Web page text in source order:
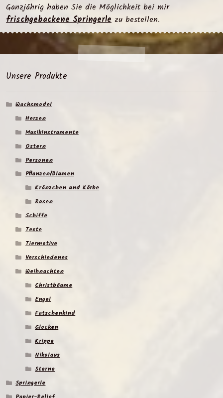
Ganzjährig haben Sie die Möglichkeit bei mir
frischgebackene Springerlezu bestellen.
Unsere Produkte
Wachsmodel
Herzen
Musikinstrumente
Ostern
Personen
Pflanzen/Blumen
Kränzchen und Körbe
Rosen
Schiffe
Texte
Tiermotive
Verschiedenes
Weihnachten
Christbäume
Engel
Fatschenkind
Glocken
Krippe
Nikolaus
Sterne
Springerle